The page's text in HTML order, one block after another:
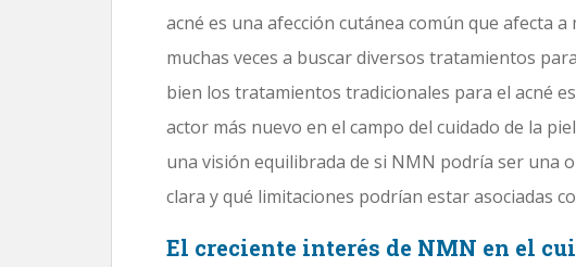
acné es una afección cutánea común que afecta
muchas veces a buscar diversos tratamientos
bien los tratamientos tradicionales para el acné
actor más nuevo en el campo del cuidado de la
una visión equilibrada de si NMN podría ser una
clara y qué limitaciones podrían estar asociadas
El creciente interés de NMN en el